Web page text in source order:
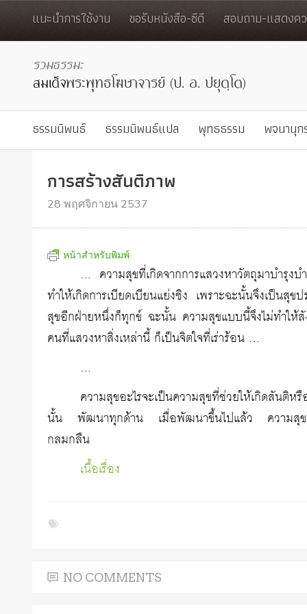
แนะนำการใช้งาน ขอรับหนังสือ-ซีดี สอบถาม-แสดงค
ธรรมนิพนธ์ ธรรมนิพนธ์แปล พุทธธรรม พจนานุ
การสร้างสันติภาพ
28 พฤศจิกายน 2537
หน้าสำหรับพิมพ์
… ความสุขที่เกิดจากการแสวงหาวัตถุมาบำรุง
ทำให้เกิดการเบียดเบียนแย่งชิง เพราะฉะนั้นจึงเป็น
สุขอีกฝ่ายหนึ่งก็ทุกข์ ฉะนั้น ความสุขแบบนี้จึงไม่ทำให้
คนที่แสวงหาสิ่งเหล่านี้ ก็เป็นจิตใจที่เร่าร้อน …
…
ความสุขอะไรจะเป็นความสุขที่ช่วยให้เกิดสั
นั้น พัฒนาทุกด้าน เมื่อพัฒนาขึ้นไปแล้ว ความสุขที่เ
กลมกลืน
เนื้อเรื่อง
NO COMMENTS